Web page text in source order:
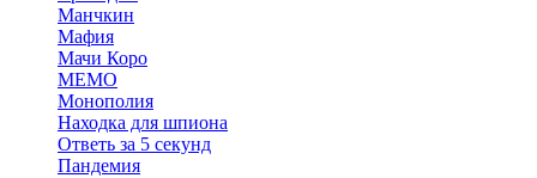
Манчкин
Мафия
Мачи Коро
МЕМО
Монополия
Находка для шпиона
Ответь за 5 секунд
Пандемия